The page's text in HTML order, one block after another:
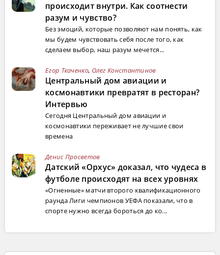
происходит внутри. Как соотнести
разум и чувство?
Без эмоций, которые позволяют нам понять, как
мы будем чувствовать себя после того, как
сделаем выбор, наш разум мечется...
Егор Ткаченко, Олег Константинов
Центральный дом авиации и
космонавтики превратят в ресторан?
Интервью
Сегодня Центральный дом авиации и
космонавтики переживает не лучшие свои
времена
Денис Просветов
Датский «Орхус» доказал, что чудеса в
футболе происходят на всех уровнях
«Огненные» матчи второго квалификационного
раунда Лиги чемпионов УЕФА показали, что в
спорте нужно всегда бороться до ко...